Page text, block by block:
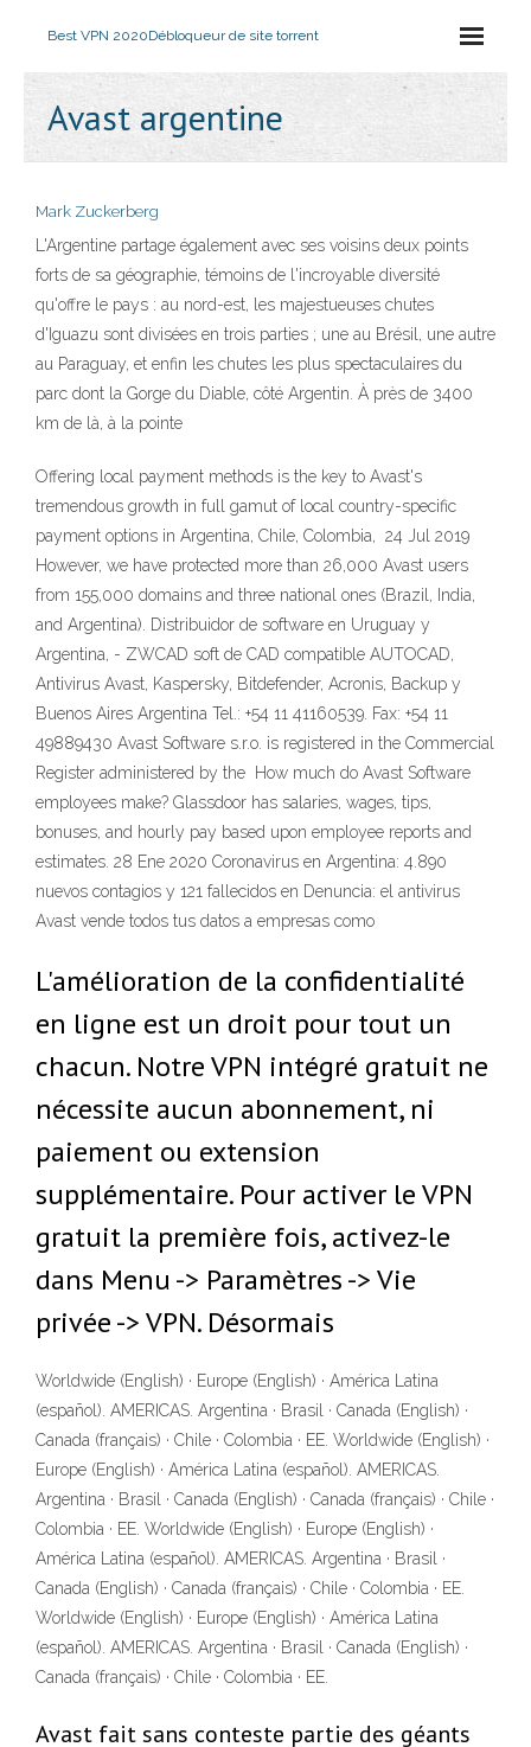
Best VPN 2020Débloqueur de site torrent
Avast argentine
Mark Zuckerberg
L'Argentine partage également avec ses voisins deux points
forts de sa géographie, témoins de l'incroyable diversité
qu'offre le pays : au nord-est, les majestueuses chutes
d'Iguazu sont divisées en trois parties ; une au Brésil, une autre
au Paraguay, et enfin les chutes les plus spectaculaires du
parc dont la Gorge du Diable, côté Argentin. À près de 3400
km de là, à la pointe
Offering local payment methods is the key to Avast's
tremendous growth in full gamut of local country-specific
payment options in Argentina, Chile, Colombia, 24 Jul 2019
However, we have protected more than 26,000 Avast users
from 155,000 domains and three national ones (Brazil, India,
and Argentina). Distribuidor de software en Uruguay y
Argentina, - ZWCAD soft de CAD compatible AUTOCAD,
Antivirus Avast, Kaspersky, Bitdefender, Acronis, Backup y
Buenos Aires Argentina Tel.: +54 11 41160539. Fax: +54 11
49889430 Avast Software s.r.o. is registered in the Commercial
Register administered by the How much do Avast Software
employees make? Glassdoor has salaries, wages, tips,
bonuses, and hourly pay based upon employee reports and
estimates. 28 Ene 2020 Coronavirus en Argentina: 4.890
nuevos contagios y 121 fallecidos en Denuncia: el antivirus
Avast vende todos tus datos a empresas como
L'amélioration de la confidentialité
en ligne est un droit pour tout un
chacun. Notre VPN intégré gratuit ne
nécessite aucun abonnement, ni
paiement ou extension
supplémentaire. Pour activer le VPN
gratuit la première fois, activez-le
dans Menu -> Paramètres -> Vie
privée -> VPN. Désormais
Worldwide (English) · Europe (English) · América Latina
(español). AMERICAS. Argentina · Brasil · Canada (English) ·
Canada (français) · Chile · Colombia · EE. Worldwide (English) ·
Europe (English) · América Latina (español). AMERICAS.
Argentina · Brasil · Canada (English) · Canada (français) · Chile ·
Colombia · EE. Worldwide (English) · Europe (English) ·
América Latina (español). AMERICAS. Argentina · Brasil ·
Canada (English) · Canada (français) · Chile · Colombia · EE.
Worldwide (English) · Europe (English) · América Latina
(español). AMERICAS. Argentina · Brasil · Canada (English) ·
Canada (français) · Chile · Colombia · EE.
Avast fait sans conteste partie des géants